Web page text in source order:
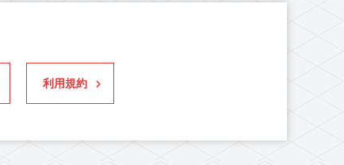
利用規約